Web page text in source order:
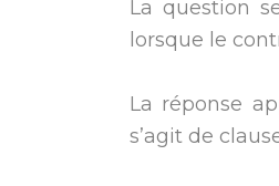
La question
lorsque le
La réponse
s’agit de